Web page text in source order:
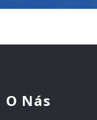
O Nás